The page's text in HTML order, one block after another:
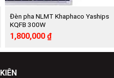
Đèn pha NLMT Khaphaco Yaships
KQFB 300W
Giá
gốc
là:
1,800,000 ₫Giá
hiện
tại